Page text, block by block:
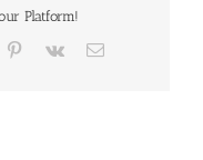
Platform!
Pinterest
Vk Email